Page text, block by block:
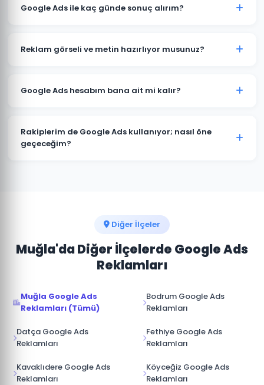
Google Ads ile kaç günde sonuç alırım?
kampanyası genellikle 7-14 gün içinde anlamlı trafik
Reklam görseli ve metin hazırlıyor musunuz?
metinleri, görsel tasarımlar ve video reklamlar dahil
Google Ads hesabım bana ait mi kalır?
müşterimize aittir. Ajans erişimi yönetici (admin)
seviyesinde değil, reklam yöneticisi seviyesinde
Rakiplerim de Google Ads kullanıyor; nasıl öne
geçeceğim?
yöneterek üstünlük sağlıyoruz.
Diğer İlçeler
Muğla'da Diğer İlçelerde Google Ads
Reklamları
Muğla Google Ads
Reklamları (Tümü)
Bodrum Google Ads
Reklamları
Datça Google Ads
Reklamları
Fethiye Google Ads
Reklamları
Kavaklıdere Google Ads
Reklamları
Köyceğiz Google Ads
Reklamları